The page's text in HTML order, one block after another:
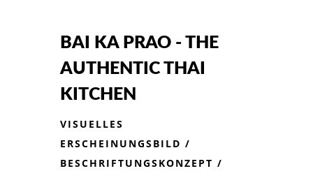
BAI KA PRAO - THE
AUTHENTIC THAI
KITCHEN
VISUELLES
ERSCHEINUNGSBILD /
BESCHRIFTUNGSKONZEPT /